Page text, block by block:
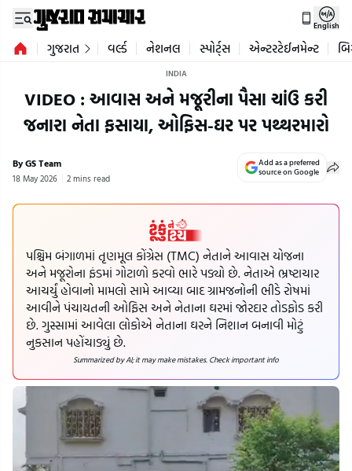
English
ગુજરાત વર્લ્ડ નેશનલ સ્પોર્ટ્સ એન્ટરટેઈનમેન્ટ
INDIA
VIDEO : આવાસ અને મજૂરીના પૈસા ચાંઉ કરી
જનારા નેતા ફસાયા, ઓફિસ-ઘર પર પથ્થરમારો
By GS Team
18 May 2026 2 mins read
Add as a preferred
source on Google
પશ્ચિમ બંગાળમાં તૃણમૂલ કોંગ્રેસ (TMC) નેતાને આવાસ યોજના
અને મજૂરોના ફંડમાં ગોટાળો કરવો ભારે પડ્યો છે. નેતાએ ભ્રષ્ટાચાર
આચર્યું હોવાનો મામલો સામે આવ્યા બાદ ગ્રામજનોની ભીડે રોષમાં
આવીને પંચાયતની ઓફિસ અને નેતાના ઘરમાં જોરદાર તોડફોડ કરી
છે. ગુસ્સામાં આવેલા લોકોએ નેતાના ઘરને નિશાન બનાવી મોટું
નુકસાન પહોંચાડ્યું છે.
Summarized by AI; it may make mistakes. Check important info